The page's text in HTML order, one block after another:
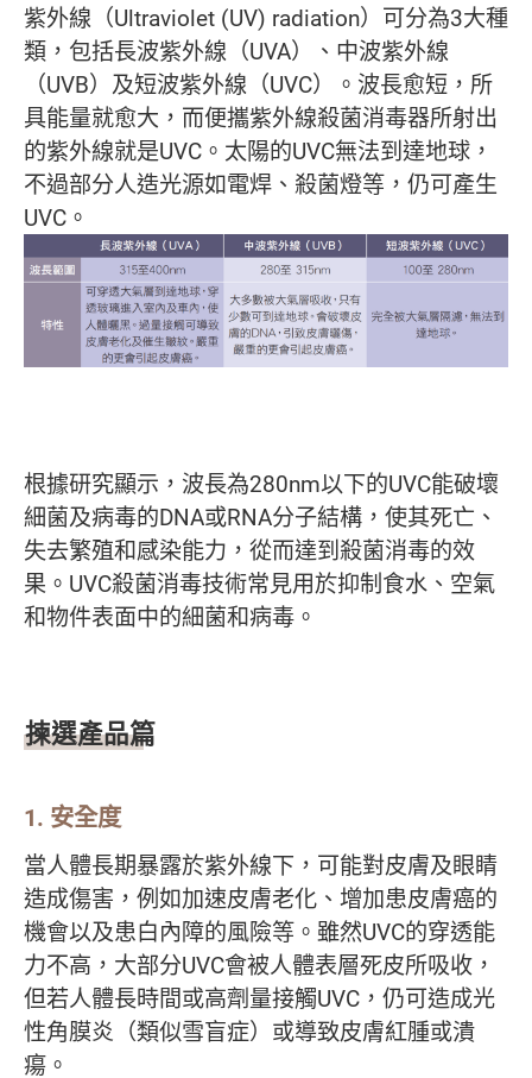
紫外線（Ultraviolet (UV) radiation）可分為3大種
類，包括長波紫外線（UVA）、中波紫外線
（UVB）及短波紫外線（UVC）。波長愈短，所
具能量就愈大，而便攜紫外線殺菌消毒器所射出
的紫外線就是UVC。太陽的UVC無法到達地球，
不過部分人造光源如電焊、殺菌燈等，仍可產生
UVC。
根據研究顯示，波長為280nm以下的UVC能破壞
細菌及病毒的DNA或RNA分子結構，使其死亡、
失去繁殖和感染能力，從而達到殺菌消毒的效
果。UVC殺菌消毒技術常見用於抑制食水、空氣
和物件表面中的細菌和病毒。
揀選產品篇
1. 安全度
當人體長期暴露於紫外線下，可能對皮膚及眼睛
造成傷害，例如加速皮膚老化、增加患皮膚癌的
機會以及患白內障的風險等。雖然UVC的穿透能
力不高，大部分UVC會被人體表層死皮所吸收，
但若人體長時間或高劑量接觸UVC，仍可造成光
性角膜炎（類似雪盲症）或導致皮膚紅腫或潰
瘍。